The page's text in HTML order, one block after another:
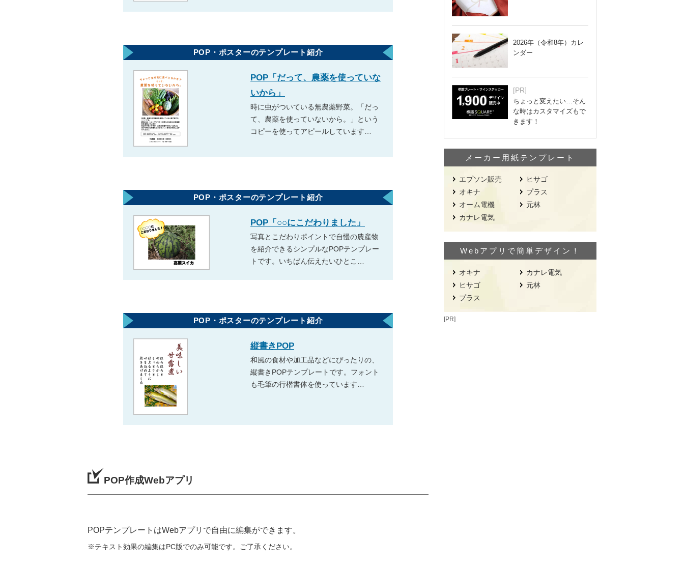
POP・ポスターのテンプレート紹介
POP「だって、農薬を使っていな
いから」
時に虫がついている無農薬野菜。「だっ
て、農薬を使っていないから。」という
コピーを使ってアピールしています…
POP・ポスターのテンプレート紹介
POP「○○にこだわりました」
写真とこだわりポイントで自慢の農産物
を紹介できるシンプルなPOPテンプレー
トです。いちばん伝えたいひとこ…
POP・ポスターのテンプレート紹介
縦書きPOP
和風の食材や加工品などにぴったりの、
縦書きPOPテンプレートです。フォント
も毛筆の行楷書体を使っています…
POP作成Webアプリ
POPテンプレートはWebアプリで自由に編集ができます。
※テキスト効果の編集はPC版でのみ可能です。ご了承ください。
2026年（令和8年）カレ
ンダー
[PR]
ちょっと変えたい…そん
な時はカスタマイズもで
きます！
メーカー用紙テンプレート
エプソン販売
オキナ
オーム電機
カナレ電気
ヒサゴ
プラス
元林
Webアプリで簡単デザイン！
オキナ
ヒサゴ
プラス
カナレ電気
元林
[PR]